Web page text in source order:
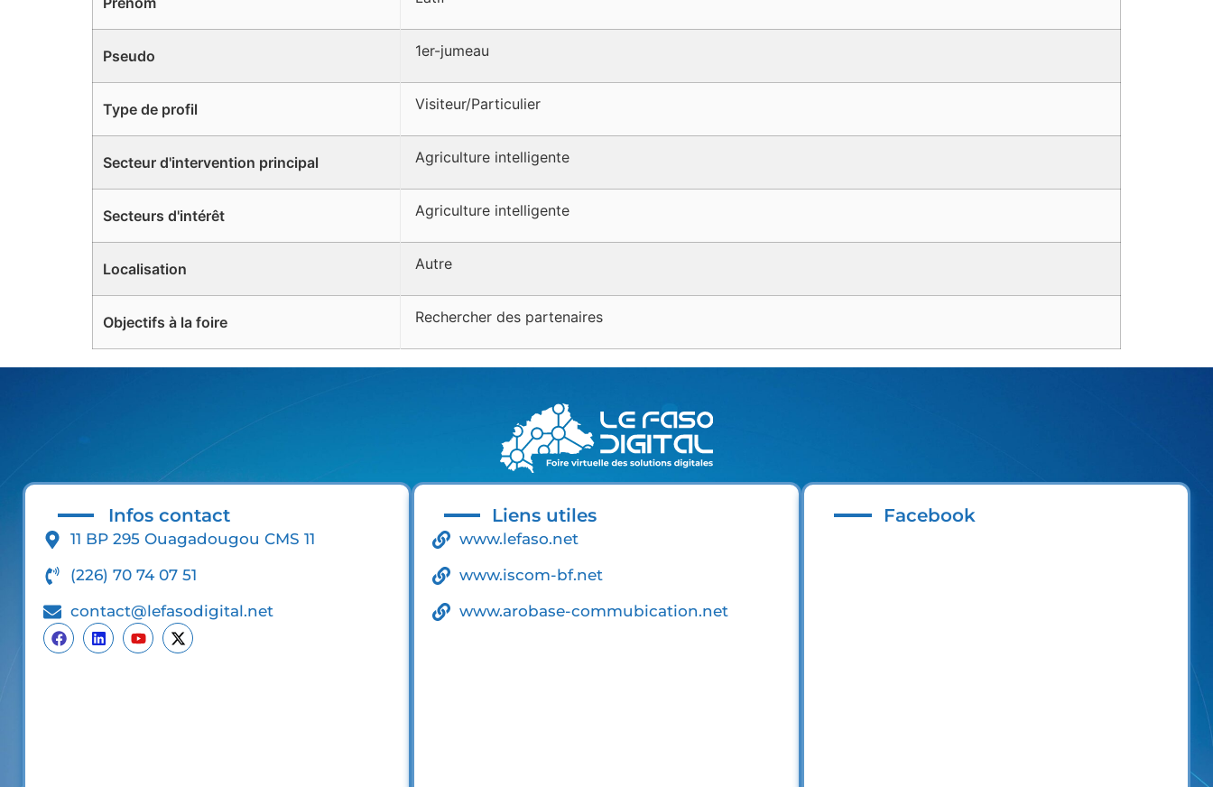
Pseudo 1er-jumeau
Type de profil Visiteur/Particulier
Secteur d'intervention principal Agriculture intelligente
Secteurs d'intérêt Agriculture intelligente
Localisation Autre
Objectifs à la foire Rechercher des partenaires
Infos contact
11 BP 295 Ouagadougou CMS 11
(226) 70 74 07 51
contact@lefasodigital.net
Liens utiles
www.lefaso.net
www.iscom-bf.net
www.arobase-commubication.net
Facebook